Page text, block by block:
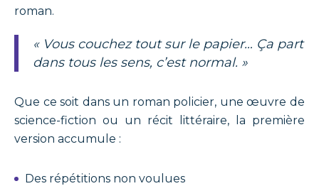
roman.
« Vous couchez tout sur le papier… Ça part
dans tous les sens, c’est normal. »
Que ce soit dans un roman policier, une œuvre de
science-fiction ou un récit littéraire, la première
version accumule :
Des répétitions non voulues